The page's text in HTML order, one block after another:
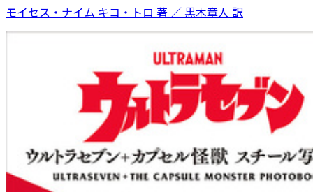
モイセス・ナイム キコ・トロ 著 ／ 黒木章人 訳